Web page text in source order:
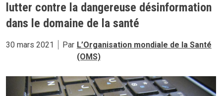
lutter contre la dangereuse désinformation
dans le domaine de la santé
30 mars 2021 Par L’Organisation mondiale de la Santé
(OMS)